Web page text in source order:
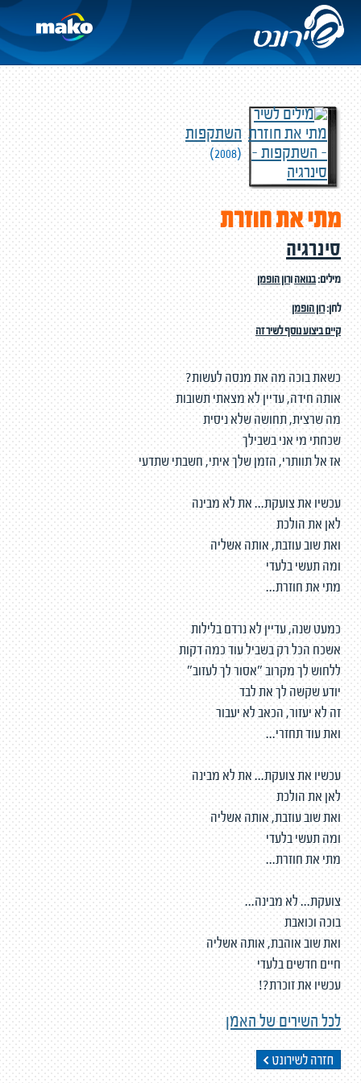
השתקפות
(2008)
מתי את חוזרת
סינרגיה
מילים:בנואהורון הופמן
לחן:רון הופמן
קיים ביצוע נוסף לשיר זה
כשאת בוכה מה את מנסה לעשות?
אותה חידה, עדיין לא מצאתי תשובות
מה שרצית, תחושה שלא ניסית
שכחתי מי אני בשבילך
אז אל תוותרי, הזמן שלך איתי, חשבתי שתדעי
עכשיו את צועקת... את לא מבינה
לאן את הולכת
ואת שוב עוזבת, אותה אשליה
ומה תעשי בלעדי
מתי את חוזרת...
כמעט שנה, עדיין לא נרדם בלילות
אשכח הכל רק בשביל עוד כמה דקות
ללחוש לך מקרוב "אסור לך לעזוב"
יודע שקשה לך את לבד
זה לא יעזור, הכאב לא יעבור
ואת עוד תחזרי...
עכשיו את צועקת... את לא מבינה
לאן את הולכת
ואת שוב עוזבת, אותה אשליה
ומה תעשי בלעדי
מתי את חוזרת...
צועקת... לא מבינה...
בוכה וכואבת
ואת שוב אוהבת, אותה אשליה
חיים חדשים בלעדי
עכשיו את זוכרת?!
לכל השירים של האמן